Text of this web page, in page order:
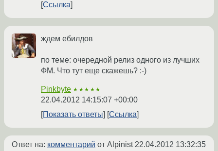
Ссылка
ждем ебилдов
по теме: очередной релиз одного из лучших
ФМ. Что тут еще скажешь? :-)
Pinkbyte ★★★★★
22.04.2012 14:15:07 +00:00
Показать ответы
Ссылка
Ответ на: комментарий от Alpinist22.04.2012 13:32:35